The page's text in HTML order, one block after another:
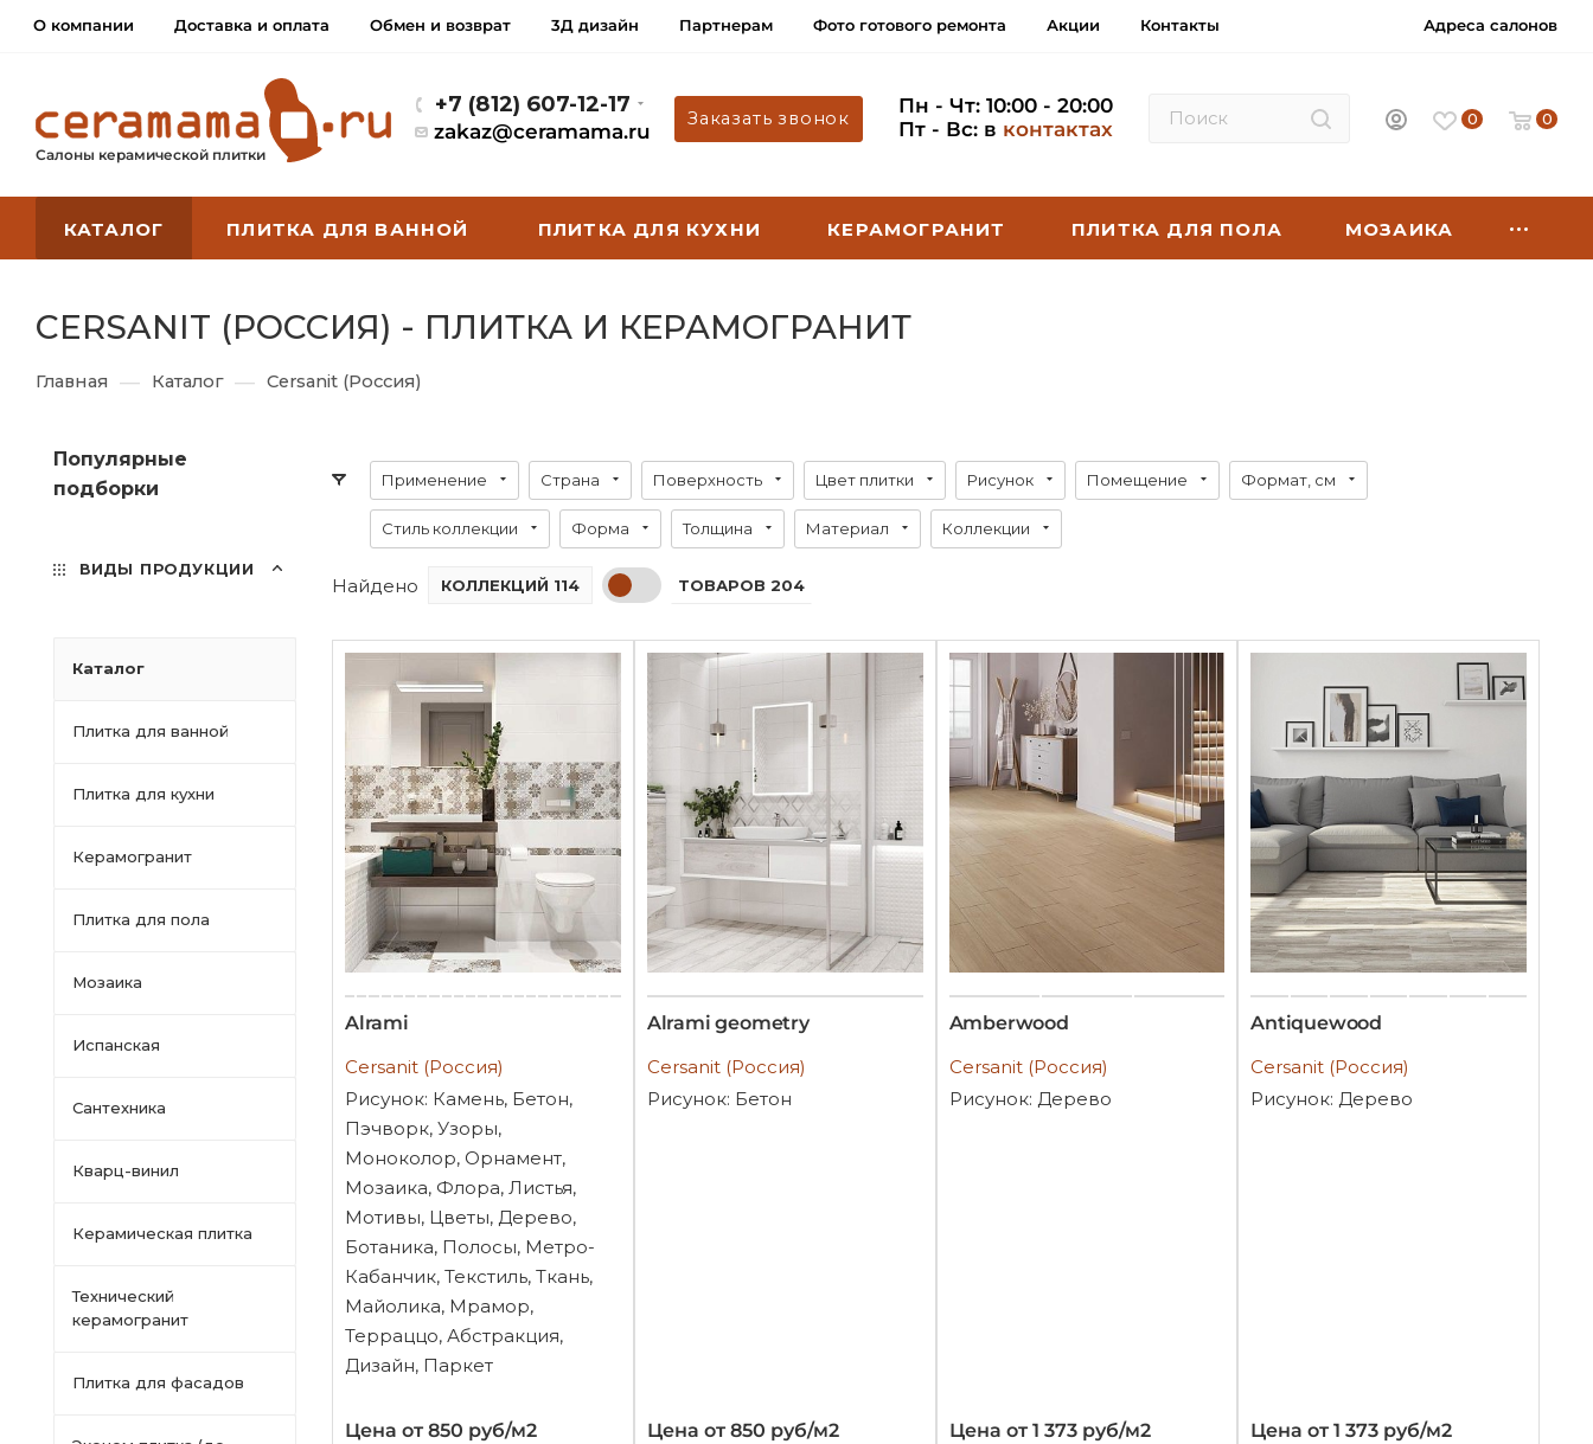
О компании Доставка и оплата Обмен и возврат 3Д дизайн Партнерам Фото готового ремонта Акции Контакты Адреса салонов
Салоны керамической плитки
+7 (812) 607-12-17
zakaz@ceramama.ru
Заказать звонок
Пн - Чт: 10:00 - 20:00
Пт - Вс: в контактах 0 0
КАТАЛОГ ПЛИТКА ДЛЯ ВАННОЙ ПЛИТКА ДЛЯ КУХНИ КЕРАМОГРАНИТ ПЛИТКА ДЛЯ ПОЛА МОЗАИКА
CERSANIT (РОССИЯ) - ПЛИТКА И КЕРАМОГРАНИТ
Главная — Каталог — Cersanit (Россия)
Популярные
подборки
ВИДЫ ПРОДУКЦИИ
Каталог
Плитка для ванной
Плитка для кухни
Керамогранит
Плитка для пола
Мозаика
Испанская
Сантехника
Кварц-винил
Керамическая плитка
Технический
керамогранит
Плитка для фасадов
Применение Страна Поверхность Цвет плитки Рисунок Помещение Формат, см
Стиль коллекции Форма Толщина Материал Коллекции
Найдено КОЛЛЕКЦИЙ 114 ТОВАРОВ 204
Alrami
Cersanit (Россия)
Рисунок: Камень, Бетон,
Пэчворк, Узоры,
Моноколор, Орнамент,
Мозаика, Флора, Листья,
Мотивы, Цветы, Дерево,
Ботаника, Полосы, Метро-
Кабанчик, Текстиль, Ткань,
Майолика, Мрамор,
Терраццо, Абстракция,
Дизайн, Паркет
Цена от 850 руб/м2
Alrami geometry
Cersanit (Россия)
Рисунок: Бетон
Цена от 850 руб/м2
Amberwood
Cersanit (Россия)
Рисунок: Дерево
Цена от 1 373 руб/м2
Antiquewood
Cersanit (Россия)
Рисунок: Дерево
Цена от 1 373 руб/м2